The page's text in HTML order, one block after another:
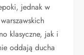
jednak w
klasyczne, jak i
oddają ducha